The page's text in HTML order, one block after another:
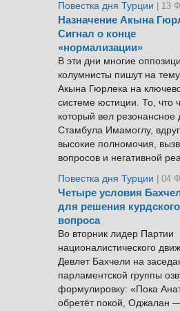
Повестка дня Турции
| 13
Назначение Акына
Сигнал о конце
«нормализации»
В эти дни многие
колумнисты пишут на
Акына Гюрлека на
системе юстиции. То, что
который вел резонансное
Стамбула Имамоглу,
высокие полномочия,
вопросов и негативной
Повестка дня Турции
| 04
Четыре условия
для решения курдского
вопроса
Во вторник лидер Партии
националистического
Девлет Бахчели на
парламентской группы
формулировку: «Пока
обретёт покой, Оджалан